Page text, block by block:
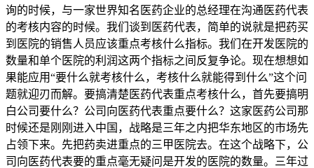
询的时候，与一家世界知名医药企业的总经理在沟通医药代表
的考核内容的时候。我们谈到医药代表，简单的说就是把药买
到医院的销售人员应该重点考核什么指标。我们在开发医院的
数量和单个医院的利润这两个指标之间反复争论。现在想想如
果能应用“要什么就考核什么，考核什么就能得到什么”这个问
题就迎刃而解。要搞清楚医药代表重点考核什么，首先要搞明
白公司要什么？公司向医药代表重点要什么？这家医药公司那
时候还是刚刚进入中国，战略是三年之内把华东地区的市场先
占领下来。先把药卖进重点的三甲医院去。在这个战略下，公
司向医药代表要的重点毫无疑问是开发的医院的数量。三年过